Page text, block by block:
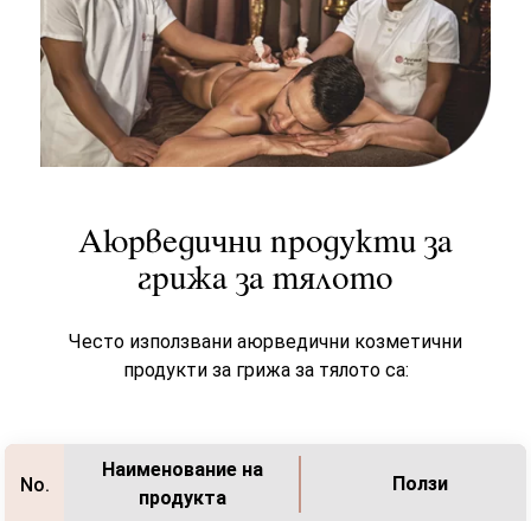
Аюрведични продукти за
грижа за тялото
Често използвани аюрведични козметични
продукти за грижа за тялото са:
No.
Наименование на
продукта
Ползи